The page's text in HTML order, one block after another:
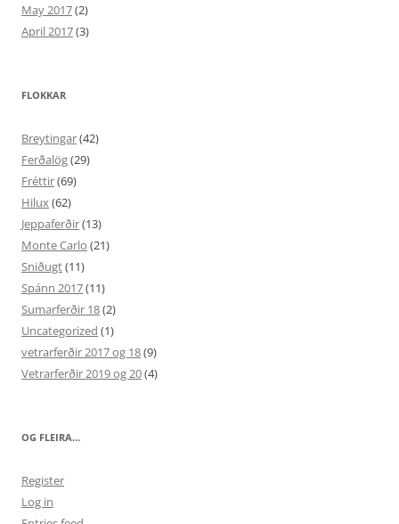
May 2017(2)
April 2017(3)
FLOKKAR
Breytingar(42)
Ferðalög(29)
Fréttir(69)
Hilux(62)
Jeppaferðir(13)
Monte Carlo (21)
Sniðugt(11)
Spánn 2017(11)
Sumarferðir 18(2)
Uncategorized (1)
vetrarferðir 2017 og 18(9)
Vetrarferðir 2019 og 20(4)
OG FLEIRA…
Register
Log in